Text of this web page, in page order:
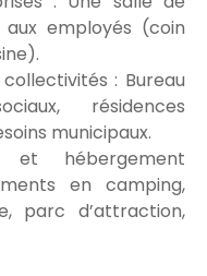
employés (coin
: Bureau
résidences
municipaux.
et hébergement
en camping,
parc d’attraction,